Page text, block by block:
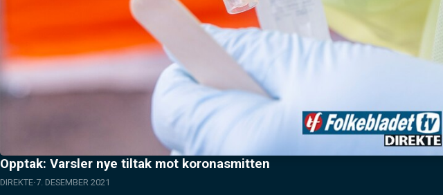
Opptak: Varsler nye tiltak mot koronasmitten
DIREKTE 7. DESEMBER 2021